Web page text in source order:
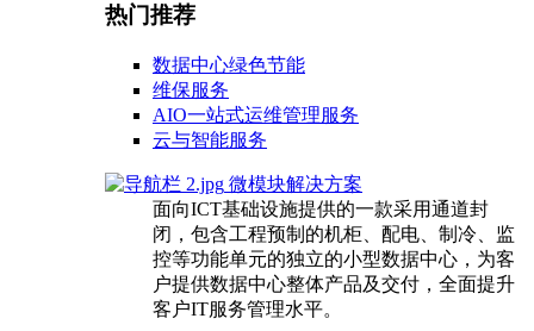
热门推荐
数据中心绿色节能
维保服务
AIO一站式运维管理服务
云与智能服务
微模块解决方案
面向ICT基础设施提供的一款采用通道封
闭，包含工程预制的机柜、配电、制冷、监
控等功能单元的独立的小型数据中心，为客
户提供数据中心整体产品及交付，全面提升
客户IT服务管理水平。